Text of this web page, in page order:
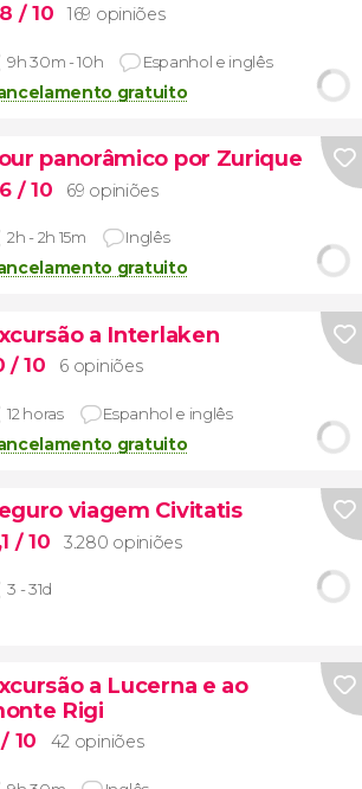
/ 10 169 opiniões
9h 30m - 10h Espanhol e inglês
gratuito
panorâmico por Zurique
/ 10 69 opiniões
2h - 2h 15m Inglês
gratuito
a Interlaken
/ 10 6 opiniões
12 horas Espanhol e inglês
gratuito
viagem Civitatis
/ 10 3.280 opiniões
3 - 31d
a Lucerna e ao
Rigi
/ 10 42 opiniões